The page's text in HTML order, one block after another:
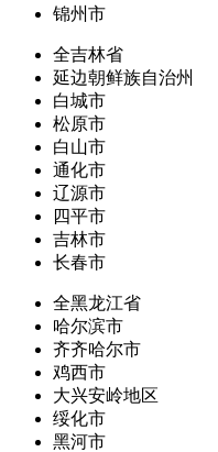
锦州市
全吉林省
延边朝鲜族自治州
白城市
松原市
白山市
通化市
辽源市
四平市
吉林市
长春市
全黑龙江省
哈尔滨市
齐齐哈尔市
鸡西市
大兴安岭地区
绥化市
黑河市